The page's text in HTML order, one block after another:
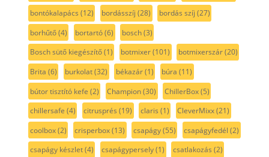
bontókalapács (12) bordásszíj (28) bordás szíj (27)
borhűtő(4) bortartó(6) bosch(3)
Bosch sütő kiegészítő(1) botmixer(101) botmixerszár(20)
Brita (6) burkolat(32) békazár(1) búra (11)
bútor tisztító kefe (2) Champion(30) ChillerBox(5)
chillersafe (4) citrusprés (19) claris (1) CleverMixx(21)
coolbox(2) crisperbox(13) csapágy(55) csapágyfedél (2)
csapágy készlet(4) csapágypersely(1) csatlakozás (2)